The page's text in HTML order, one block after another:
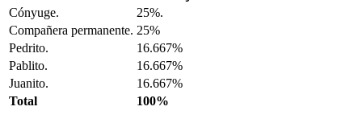
Cónyuge.
25%.
Compañera permanente. 25%
Pedrito.
16.667%
Pablito.
16.667%
Juanito.
16.667%
Total
100%